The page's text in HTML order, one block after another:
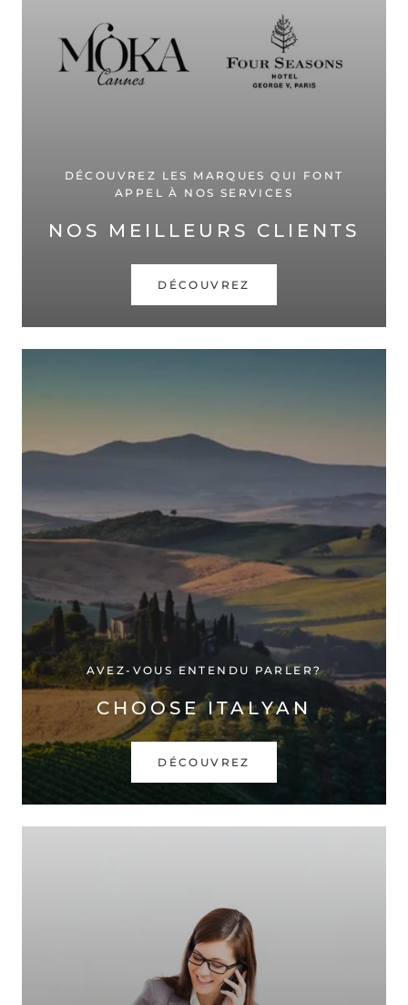
DÉCOUVREZ LES MARQUES QUI FONT
APPEL À NOS SERVICES
NOS MEILLEURS CLIENTS
DÉCOUVREZ
AVEZ-VOUS ENTENDU PARLER?
CHOOSE ITALYAN
DÉCOUVREZ